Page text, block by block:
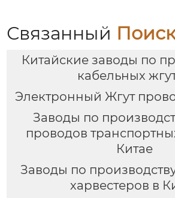
Связанный
Китайские заводы по
кабельных
Электронный Жгут
Заводы по
проводов
Китае
Заводы по
харвестеров в